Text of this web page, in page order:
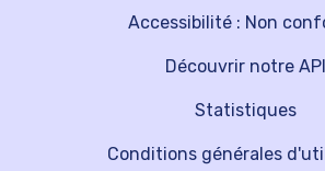
Découvrir notre API
Statistiques
Accessibilité : Non
Conditions générales